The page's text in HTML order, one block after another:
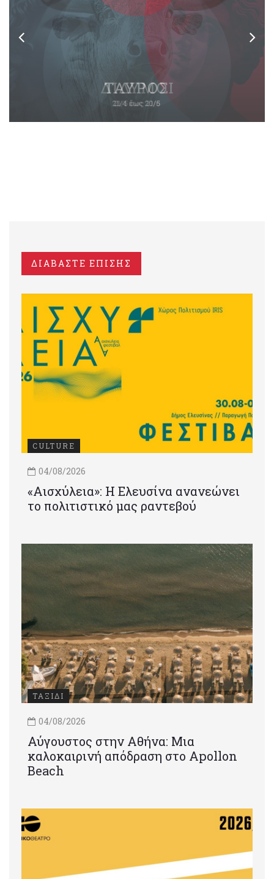
ΔΙΑΒΑΣΤΕ ΕΠΙΣΗΣ
CULTURE
04/08/2026
«Αισχύλεια»: Η Ελευσίνα ανανεώνει
το πολιτιστικό μας ραντεβού
ΤΑΞΙΔΙ
04/08/2026
Αύγουστος στην Αθήνα: Μια
καλοκαιρινή απόδραση στο Apollon
Beach